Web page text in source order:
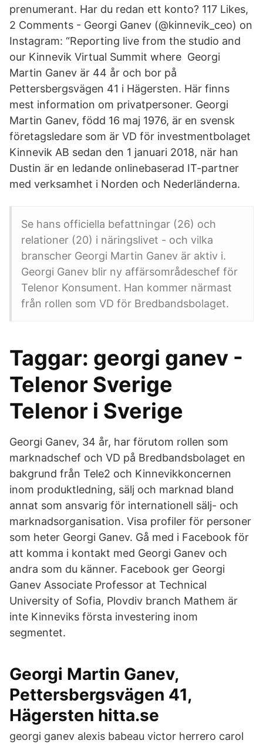
prenumerant. Har du redan ett konto? 117 Likes,
2 Comments - Georgi Ganev (@kinnevik_ceo) on
Instagram: “Reporting live from the studio and
our Kinnevik Virtual Summit where Georgi
Martin Ganev är 44 år och bor på
Pettersbergsvägen 41 i Hägersten. Här finns
mest information om privatpersoner. Georgi
Martin Ganev, född 16 maj 1976, är en svensk
företagsledare som är VD för investmentbolaget
Kinnevik AB sedan den 1 januari 2018, när han
Dustin är en ledande onlinebaserad IT-partner
med verksamhet i Norden och Nederländerna.
Se hans officiella befattningar (26) och
relationer (20) i näringslivet - och vilka
branscher Georgi Martin Ganev är aktiv i.
Georgi Ganev blir ny affärsområdeschef för
Telenor Konsument. Han kommer närmast
från rollen som VD för Bredbandsbolaget.
Taggar: georgi ganev -
Telenor Sverige
Telenor i Sverige
Georgi Ganev, 34 år, har förutom rollen som
marknadschef och VD på Bredbandsbolaget en
bakgrund från Tele2 och Kinnevikkoncernen
inom produktledning, sälj och marknad bland
annat som ansvarig för internationell sälj- och
marknadsorganisation. Visa profiler för personer
som heter Georgi Ganev. Gå med i Facebook för
att komma i kontakt med Georgi Ganev och
andra som du känner. Facebook ger Georgi
Ganev Associate Professor at Technical
University of Sofia, Plovdiv branch Mathem är
inte Kinneviks första investering inom
segmentet.
Georgi Martin Ganev,
Pettersbergsvägen 41,
Hägersten hitta.se
georgi ganev alexis babeau victor herrero carol